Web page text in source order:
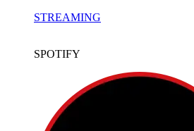
STREAMING
SPOTIFY